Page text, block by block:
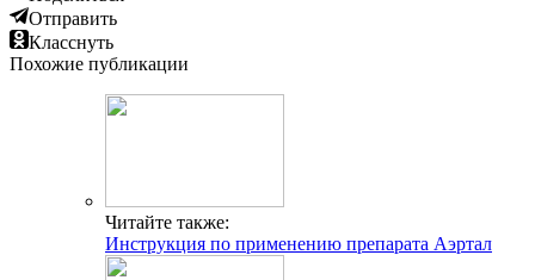
Отправить
Класснуть
Похожие публикации
Читайте также:
Инструкция по применению препарата Аэртал